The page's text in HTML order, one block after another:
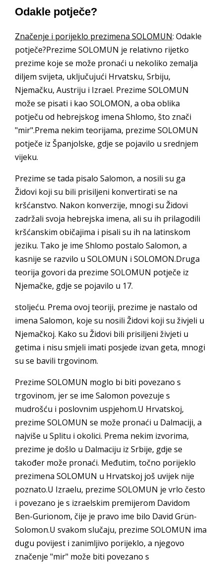
Odakle potječe?
Značenje i porijeklo prezimena SOLOMUN: Odakle
potječe?Prezime SOLOMUN je relativno rijetko
prezime koje se može pronaći u nekoliko zemalja
diljem svijeta, uključujući Hrvatsku, Srbiju,
Njemačku, Austriju i Izrael. Prezime SOLOMUN
može se pisati i kao SOLOMON, a oba oblika
potječu od hebrejskog imena Shlomo, što znači
"mir".Prema nekim teorijama, prezime SOLOMUN
potječe iz Španjolske, gdje se pojavilo u srednjem
vijeku.
Prezime se tada pisalo Salomon, a nosili su ga
Židovi koji su bili prisiljeni konvertirati se na
kršćanstvo. Nakon konverzije, mnogi su Židovi
zadržali svoja hebrejska imena, ali su ih prilagodili
kršćanskim običajima i pisali su ih na latinskom
jeziku. Tako je ime Shlomo postalo Salomon, a
kasnije se razvilo u SOLOMUN i SOLOMON.Druga
teorija govori da prezime SOLOMUN potječe iz
Njemačke, gdje se pojavilo u 17.
stoljeću. Prema ovoj teoriji, prezime je nastalo od
imena Salomon, koje su nosili Židovi koji su živjeli u
Njemačkoj. Kako su Židovi bili prisiljeni živjeti u
getima i nisu smjeli imati posjede izvan geta, mnogi
su se bavili trgovinom.
Prezime SOLOMUN moglo bi biti povezano s
trgovinom, jer se ime Salomon povezuje s
mudrošću i poslovnim uspjehom.U Hrvatskoj,
prezime SOLOMUN se može pronaći u Dalmaciji, a
najviše u Splitu i okolici. Prema nekim izvorima,
prezime je došlo u Dalmaciju iz Srbije, gdje se
također može pronaći. Međutim, točno porijeklo
prezimena SOLOMUN u Hrvatskoj još uvijek nije
poznato.U Izraelu, prezime SOLOMUN je vrlo često
i povezano je s izraelskim premijerom Davidom
Ben-Gurionom, čije je pravo ime bilo David Grün-
Solomon.U svakom slučaju, prezime SOLOMUN ima
dugu povijest i zanimljivo porijeklo, a njegovo
značenje "mir" može biti povezano s